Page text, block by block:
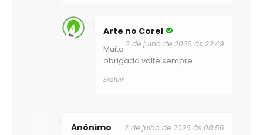
Arte no Corel
2 de julho de 2026 às 22:49
Muito
obrigado volte sempre.
Excluir
Anônimo 2 de julho de 2026 às 08:56